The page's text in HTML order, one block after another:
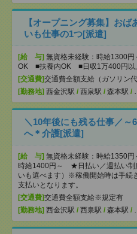
【オープニング募集】お
いも仕事の1つ[派遣]
[給 与] 無資格未経験：時給1300
OK ■扶養内OK ■日収1万400円以
[交通費]交通費全額支給（ガソリン代
[勤務地] 西金沢駅 / 西泉駅 / 森本駅 /
＼10年後にも残る仕事／～
へ＊介護[派遣]
[給 与] 無資格未経験：時給1350
時給1400円～ ★日払い／週払い制
いも選べます）※稼働開始時は手続
支払いとなります。
[交通費]交通費全額支給※規定有
[勤務地] 西金沢駅 / 西泉駅 / 森本駅 /